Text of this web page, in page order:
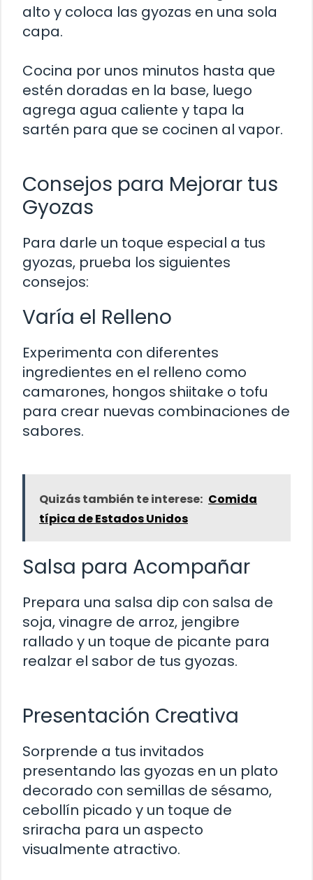
alto y coloca las gyozas en una sola
capa.
Cocina por unos minutos hasta que
estén doradas en la base, luego
agrega agua caliente y tapa la
sartén para que se cocinen al vapor.
Consejos para Mejorar tus
Gyozas
Para darle un toque especial a tus
gyozas, prueba los siguientes
consejos:
Varía el Relleno
Experimenta con diferentes
ingredientes en el relleno como
camarones, hongos shiitake o tofu
para crear nuevas combinaciones de
sabores.
Quizás también te interese: Comida
típica de Estados Unidos
Salsa para Acompañar
Prepara una salsa dip con salsa de
soja, vinagre de arroz, jengibre
rallado y un toque de picante para
realzar el sabor de tus gyozas.
Presentación Creativa
Sorprende a tus invitados
presentando las gyozas en un plato
decorado con semillas de sésamo,
cebollín picado y un toque de
sriracha para un aspecto
visualmente atractivo.